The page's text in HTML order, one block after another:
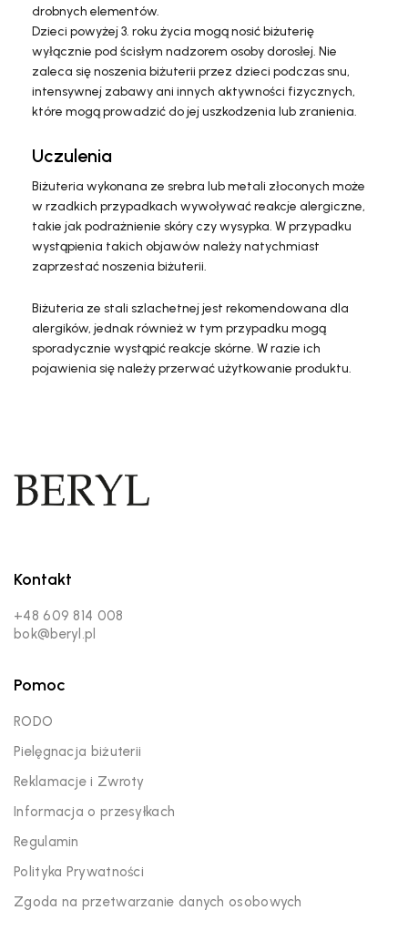
drobnych elementów.
Dzieci powyżej 3. roku życia mogą nosić biżuterię
wyłącznie pod ścisłym nadzorem osoby dorosłej. Nie
zaleca się noszenia biżuterii przez dzieci podczas snu,
intensywnej zabawy ani innych aktywności fizycznych,
które mogą prowadzić do jej uszkodzenia lub zranienia.
Uczulenia
Biżuteria wykonana ze srebra lub metali złoconych może
w rzadkich przypadkach wywoływać reakcje alergiczne,
takie jak podrażnienie skóry czy wysypka. W przypadku
wystąpienia takich objawów należy natychmiast
zaprzestać noszenia biżuterii.
Biżuteria ze stali szlachetnej jest rekomendowana dla
alergików, jednak również w tym przypadku mogą
sporadycznie wystąpić reakcje skórne. W razie ich
pojawienia się należy przerwać użytkowanie produktu.
Kontakt
+48 609 814 008
bok@beryl.pl
Pomoc
RODO
Pielęgnacja biżuterii
Reklamacje i Zwroty
Informacja o przesyłkach
Regulamin
Polityka Prywatności
Zgoda na przetwarzanie danych osobowych